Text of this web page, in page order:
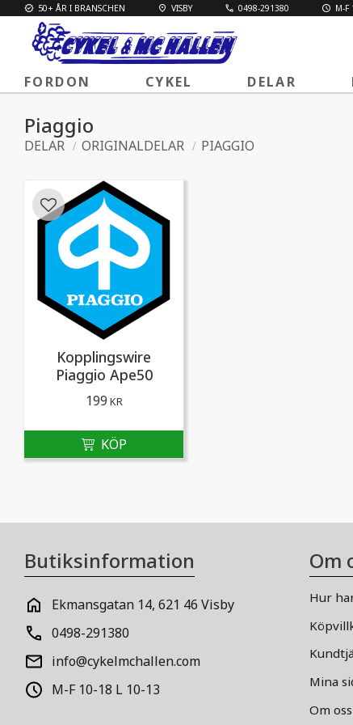
50+ ÅR I BRANSCHEN VISBY 0498-291380 M-F
FORDON CYKEL DELAR
Piaggio
DELAR ORIGINALDELAR PIAGGIO
Kopplingswire
Piaggio Ape50
199 KR
Lägg till i favoriter
Butiksinformation
Ekmansgatan 14, 621 46 Visby
0498-291380
info@cykelmchallen.com
M-F 10-18 L 10-13
Om
Hur
Mina
Om oss